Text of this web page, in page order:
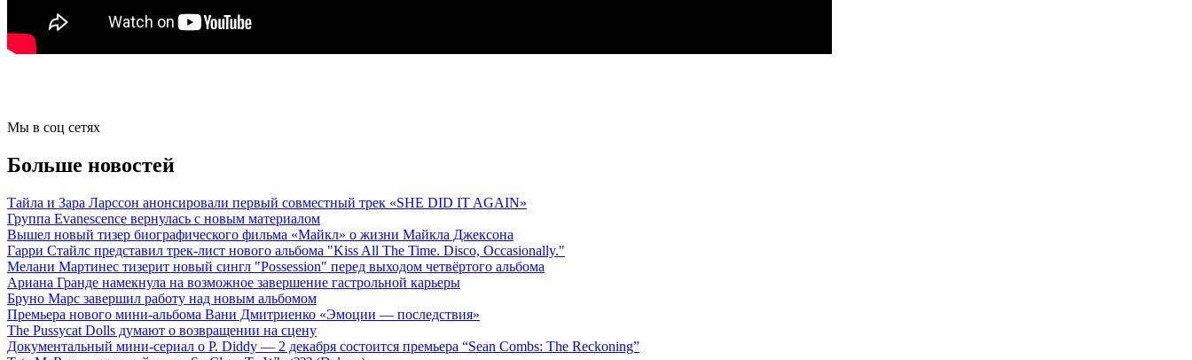
Мы в соц сетях
Больше новостей
Тайла и Зара Ларссон анонсировали первый совместный трек «SHE DID IT AGAIN»
Группа Evanescence вернулась с новым материалом
Вышел новый тизер биографического фильма «Майкл» о жизни Майкла Джексона
Гарри Стайлс представил трек-лист нового альбома "Kiss All The Time. Disco, Occasionally."
Мелани Мартинес тизерит новый сингл "Possession" перед выходом четвёртого альбома
Ариана Гранде намекнула на возможное завершение гастрольной карьеры
Бруно Марс завершил работу над новым альбомом
Премьера нового мини-альбома Вани Дмитриенко «Эмоции — последствия»
The Pussycat Dolls думают о возвращении на сцену
Документальный мини-сериал о P. Diddy — 2 декабря состоится премьера “Sean Combs: The Reckoning”